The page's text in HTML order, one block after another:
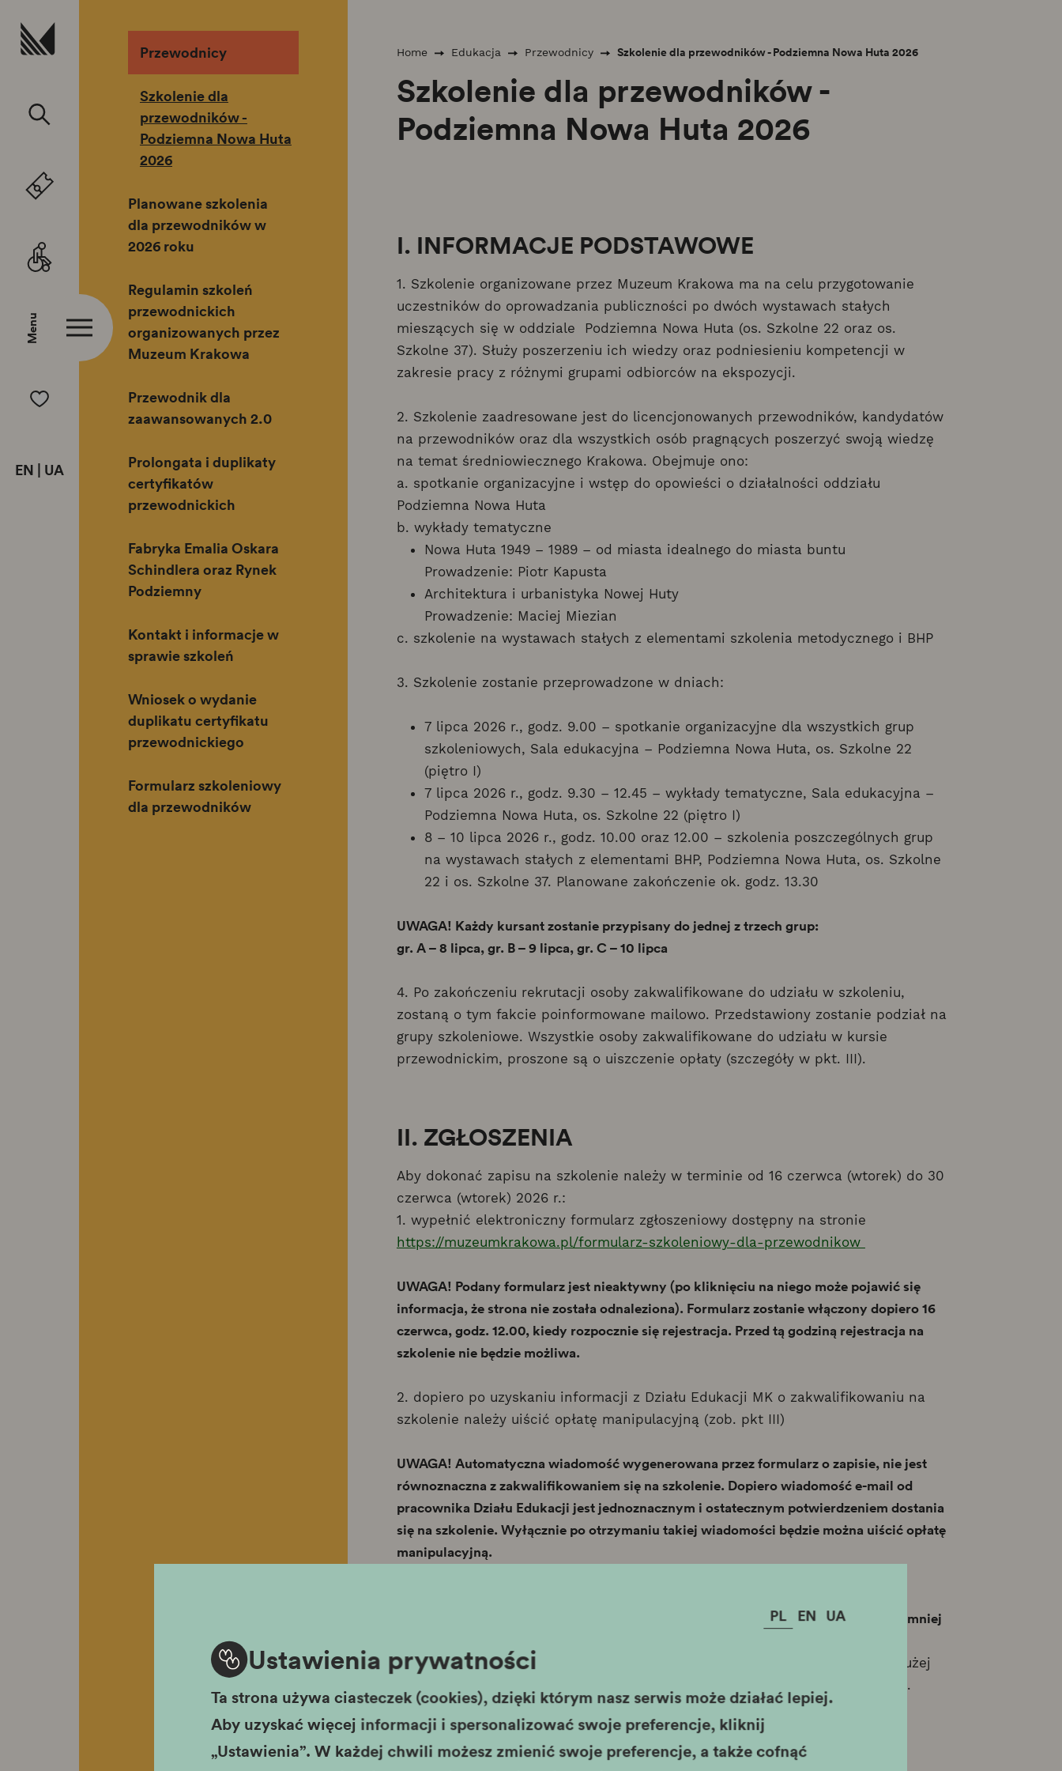
Menu
EN UA
PL EN UA
Ustawienia prywatności
Ta strona używa ciasteczek (cookies), dzięki którym nasz serwis może działać lepiej.
Aby uzyskać więcej informacji i spersonalizować swoje preferencje, kliknij
„Ustawienia”. W każdej chwili możesz zmienić swoje preferencje, a także cofnąć
Przewodnicy
Szkolenie dla
przewodników -
Podziemna Nowa Huta
2026
Planowane szkolenia
dla przewodników w
2026 roku
Regulamin szkoleń
przewodnickich
organizowanych przez
Muzeum Krakowa
Przewodnik dla
zaawansowanych 2.0
Prolongata i duplikaty
certyfikatów
przewodnickich
Fabryka Emalia Oskara
Schindlera oraz Rynek
Podziemny
Kontakt i informacje w
sprawie szkoleń
Wniosek o wydanie
duplikatu certyfikatu
przewodnickiego
Formularz szkoleniowy
dla przewodników
Home Edukacja Przewodnicy Szkolenie dla przewodników - Podziemna Nowa Huta 2026
Szkolenie dla przewodników -
Podziemna Nowa Huta 2026
I. INFORMACJE PODSTAWOWE
1. Szkolenie organizowane przez Muzeum Krakowa ma na celu przygotowanie
uczestników do oprowadzania publiczności po dwóch wystawach stałych
mieszących się w oddziale Podziemna Nowa Huta (os. Szkolne 22 oraz os.
Szkolne 37). Służy poszerzeniu ich wiedzy oraz podniesieniu kompetencji w
zakresie pracy z różnymi grupami odbiorców na ekspozycji.
2. Szkolenie zaadresowane jest do licencjonowanych przewodników, kandydatów
na przewodników oraz dla wszystkich osób pragnących poszerzyć swoją wiedzę
na temat średniowiecznego Krakowa. Obejmuje ono:
a. spotkanie organizacyjne i wstęp do opowieści o działalności oddziału
Podziemna Nowa Huta
b. wykłady tematyczne
Nowa Huta 1949 – 1989 – od miasta idealnego do miasta buntu
Prowadzenie: Piotr Kapusta
Architektura i urbanistyka Nowej Huty
Prowadzenie: Maciej Miezian
c. szkolenie na wystawach stałych z elementami szkolenia metodycznego i BHP
3. Szkolenie zostanie przeprowadzone w dniach:
7 lipca 2026 r., godz. 9.00 – spotkanie organizacyjne dla wszystkich grup
szkoleniowych, Sala edukacyjna – Podziemna Nowa Huta, os. Szkolne 22
(piętro I)
7 lipca 2026 r., godz. 9.30 – 12.45 – wykłady tematyczne, Sala edukacyjna –
Podziemna Nowa Huta, os. Szkolne 22 (piętro I)
8 – 10 lipca 2026 r., godz. 10.00 oraz 12.00 – szkolenia poszczególnych grup
na wystawach stałych z elementami BHP, Podziemna Nowa Huta, os. Szkolne
22 i os. Szkolne 37. Planowane zakończenie ok. godz. 13.30
UWAGA! Każdy kursant zostanie przypisany do jednej z trzech grup:
gr. A – 8 lipca, gr. B – 9 lipca, gr. C – 10 lipca
4. Po zakończeniu rekrutacji osoby zakwalifikowane do udziału w szkoleniu,
zostaną o tym fakcie poinformowane mailowo. Przedstawiony zostanie podział na
grupy szkoleniowe. Wszystkie osoby zakwalifikowane do udziału w kursie
przewodnickim, proszone są o uiszczenie opłaty (szczegóły w pkt. III).
II. ZGŁOSZENIA
Aby dokonać zapisu na szkolenie należy w terminie od 16 czerwca (wtorek) do 30
czerwca (wtorek) 2026 r.:
1. wypełnić elektroniczny formularz zgłoszeniowy dostępny na stronie
https://muzeumkrakowa.pl/formularz-szkoleniowy-dla-przewodnikow
UWAGA! Podany formularz jest nieaktywny (po kliknięciu na niego może pojawić się
informacja, że strona nie została odnaleziona). Formularz zostanie włączony dopiero 16
czerwca, godz. 12.00, kiedy rozpocznie się rejestracja. Przed tą godziną rejestracja na
szkolenie nie będzie możliwa.
2. dopiero po uzyskaniu informacji z Działu Edukacji MK o zakwalifikowaniu na
szkolenie należy uiścić opłatę manipulacyjną (zob. pkt III)
UWAGA! Automatyczna wiadomość wygenerowana przez formularz o zapisie, nie jest
równoznaczna z zakwalifikowaniem się na szkolenie. Dopiero wiadomość e-mail od
pracownika Działu Edukacji jest jednoznacznym i ostatecznym potwierdzeniem dostania
się na szkolenie. Wyłącznie po otrzymaniu takiej wiadomości będzie można uiścić opłatę
manipulacyjną.
Warunkiem przeprowadzenia szkolenia, jest utworzenie grupy liczącej
co najmniej
możliwości zakończenia rekrutacji przed datą 30 czerwca 2026 r. W razie dużej
liczby zgłoszeń możliwość zakończenia rekrutacji nawet w dniu jej otwarcia.
Rejestracja po dacie 30 czerwca nie będzie możliwa.